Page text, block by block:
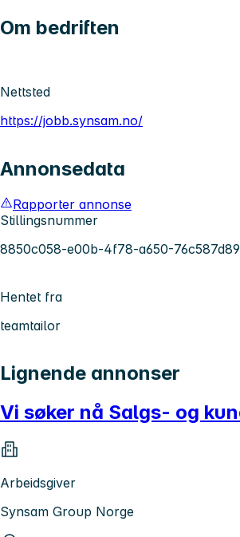
Om bedriften
Nettsted
https://jobb.synsam.no/
Annonsedata
Rapporter annonse
Stillingsnummer
8850c058-e00b-4f78-a650-
Hentet fra
teamtailor
Lignende annonser
Vi søker nå Salgs- og
Arbeidsgiver
Synsam Group Norge